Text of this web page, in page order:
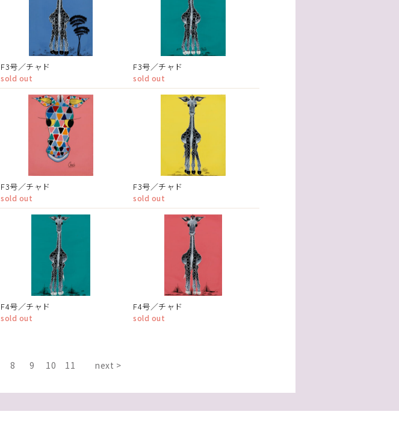
F3号／チャド
sold out
F3号／チャド
sold out
F3号／チャド
sold out
F3号／チャド
sold out
F4号／チャド
sold out
F4号／チャド
sold out
8 9 10 11 next >